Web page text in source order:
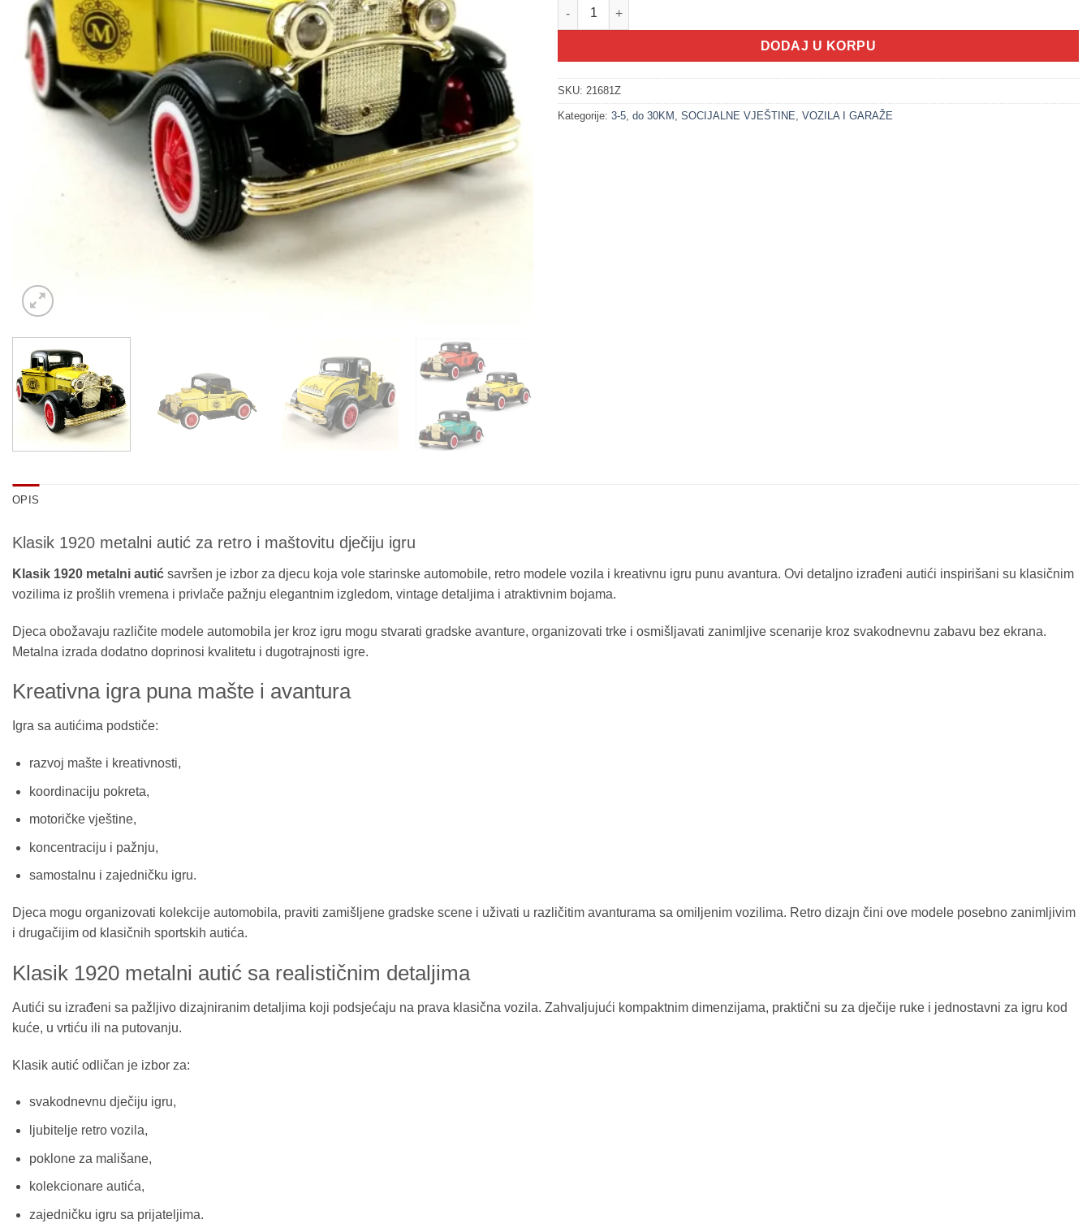
200251-1 Klasik 1920 - žuta (VOZILA SET) količina
DODAJ U KORPU
SKU: 21681Z
Kategorije: 3-5, do 30KM , SOCIJALNE VJEŠTINE, VOZILA I GARAŽE
OPIS
Klasik 1920 metalni autić za retro i maštovitu dječiju igru
Klasik 1920 metalni autić savršen je izbor za djecu koja vole starinske automobile, retro modele vozila i kreativnu igru punu avantura. Ovi detaljno izrađeni autići inspirišani su klasičnim
vozilima iz prošlih vremena i privlače pažnju elegantnim izgledom, vintage detaljima i atraktivnim bojama.
Djeca obožavaju različite modele automobila jer kroz igru mogu stvarati gradske avanture, organizovati trke i osmišljavati zanimljive scenarije kroz svakodnevnu zabavu bez ekrana.
Metalna izrada dodatno doprinosi kvalitetu i dugotrajnosti igre.
Kreativna igra puna mašte i avantura
Igra sa autićima podstiče:
razvoj mašte i kreativnosti,
koordinaciju pokreta,
motoričke vještine,
koncentraciju i pažnju,
samostalnu i zajedničku igru.
Djeca mogu organizovati kolekcije automobila, praviti zamišljene gradske scene i uživati u različitim avanturama sa omiljenim vozilima. Retro dizajn čini ove modele posebno zanimljivim
i drugačijim od klasičnih sportskih autića.
Klasik 1920 metalni autić sa realističnim detaljima
Autići su izrađeni sa pažljivo dizajniranim detaljima koji podsjećaju na prava klasična vozila. Zahvaljujući kompaktnim dimenzijama, praktični su za dječije ruke i jednostavni za igru kod
kuće, u vrtiću ili na putovanju.
Klasik autić odličan je izbor za:
svakodnevnu dječiju igru,
ljubitelje retro vozila,
poklone za mališane,
kolekcionare autića,
zajedničku igru sa prijateljima.